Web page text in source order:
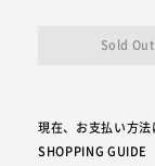
現在、お支払い方法
SHOPPING GUIDE